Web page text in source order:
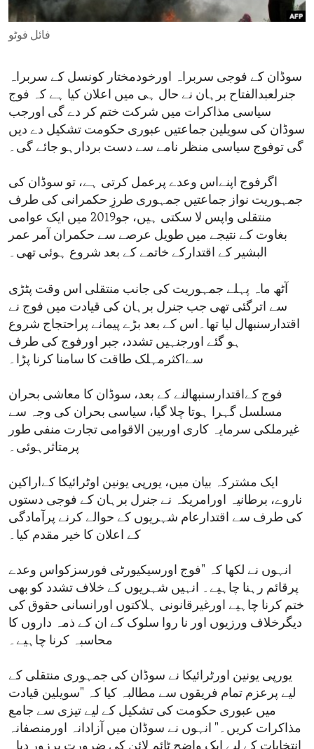
ENVIRONMENT AND HEALTH
IDEALS AND INSTITUTIONS
فائل فوٹو
سوڈان کے فوجی سربراہ اورخودمختار کونسل کے سربراہ
جنرلعبدالفتاح برہان نے حال ہی میں اعلان کیا ہے کہ فوج
سیاسی مذاکرات میں شرکت ختم کر دے گی اورجب
سوڈان کی سویلین جماعتیں عبوری حکومت تشکیل دے دیں
گی توفوج سیاسی منظر نامے سے دست بردارہو جائے گی۔
اگرفوج اپنےاس وعدے پرعمل کرتی ہے، تو سوڈان کی
جمہوریت نواز جماعتیں جمہوری طرزِ حکمرانی کی طرف
منتقلی واپس لا سکتی ہیں، جو2019 میں ایک عوامی
بغاوت کے نتیجے میں طویل عرصے سے حکمران آمر عمر
البشیر کے اقتدارکے خاتمے کے بعد شروع ہوئی تھی۔
آٹھ ماہ پہلے جمہوریت کی جانب منتقلی اس وقت پٹڑی
سے اترگئی تھی جب جنرل برہان کی قیادت میں فوج نے
اقتدارسنبھال لیا تھا۔اس کے بعد بڑے پیمانے پراحتجاج شروع
ہو گئے اورجنہیں تشدد، جبر اورفوج کی طرف
سےاکثرمہلک طاقت کا سامنا کرنا پڑا۔
فوج کےاقتدارسنبھالنے کے بعد، سوڈان کا معاشی بحران
مسلسل گہرا ہوتا چلا گیا، سیاسی بحران کی وجہ سے
غیرملکی سرمایہ کاری اوربین الاقوامی تجارت منفی طور
پرمتاثرہوئی۔
ایک مشترکہ بیان میں، یورپی یونین اوٹرائیکا کےاراکین
ناروے، برطانیہ اورامریکہ نے جنرل برہان کے فوجی دستوں
کی طرف سے اقتدارعام شہریوں کے حوالے کرنے پرآمادگی
کے اعلان کا خیر مقدم کیا۔
انہوں نے لکھا کہ "فوج اورسیکیورٹی فورسزکواس وعدے
پرقائم رہنا چاہیے۔ انہیں شہریوں کے خلاف تشدد کو بھی
ختم کرنا چاہیے اورغیرقانونی ہلاکتوں اورانسانی حقوق کی
دیگرخلاف ورزیوں اور نا روا سلوک کے ان کے ذمہ داروں کا
محاسبہ کرنا چاہیے۔
یورپی یونین اورٹرائیکا نے سوڈان کی جمہوری منتقلی کے
لیے پرعزم تمام فریقوں سے مطالبہ کیا کہ "سویلین قیادت
میں عبوری حکومت کی تشکیل کے لیے تیزی سے جامع
مذاکرات کریں۔" انہوں نے سوڈان میں آزادانہ اورمنصفانہ